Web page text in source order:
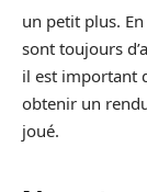
un petit plus.
sont toujours
il est important
obtenir un
joué.